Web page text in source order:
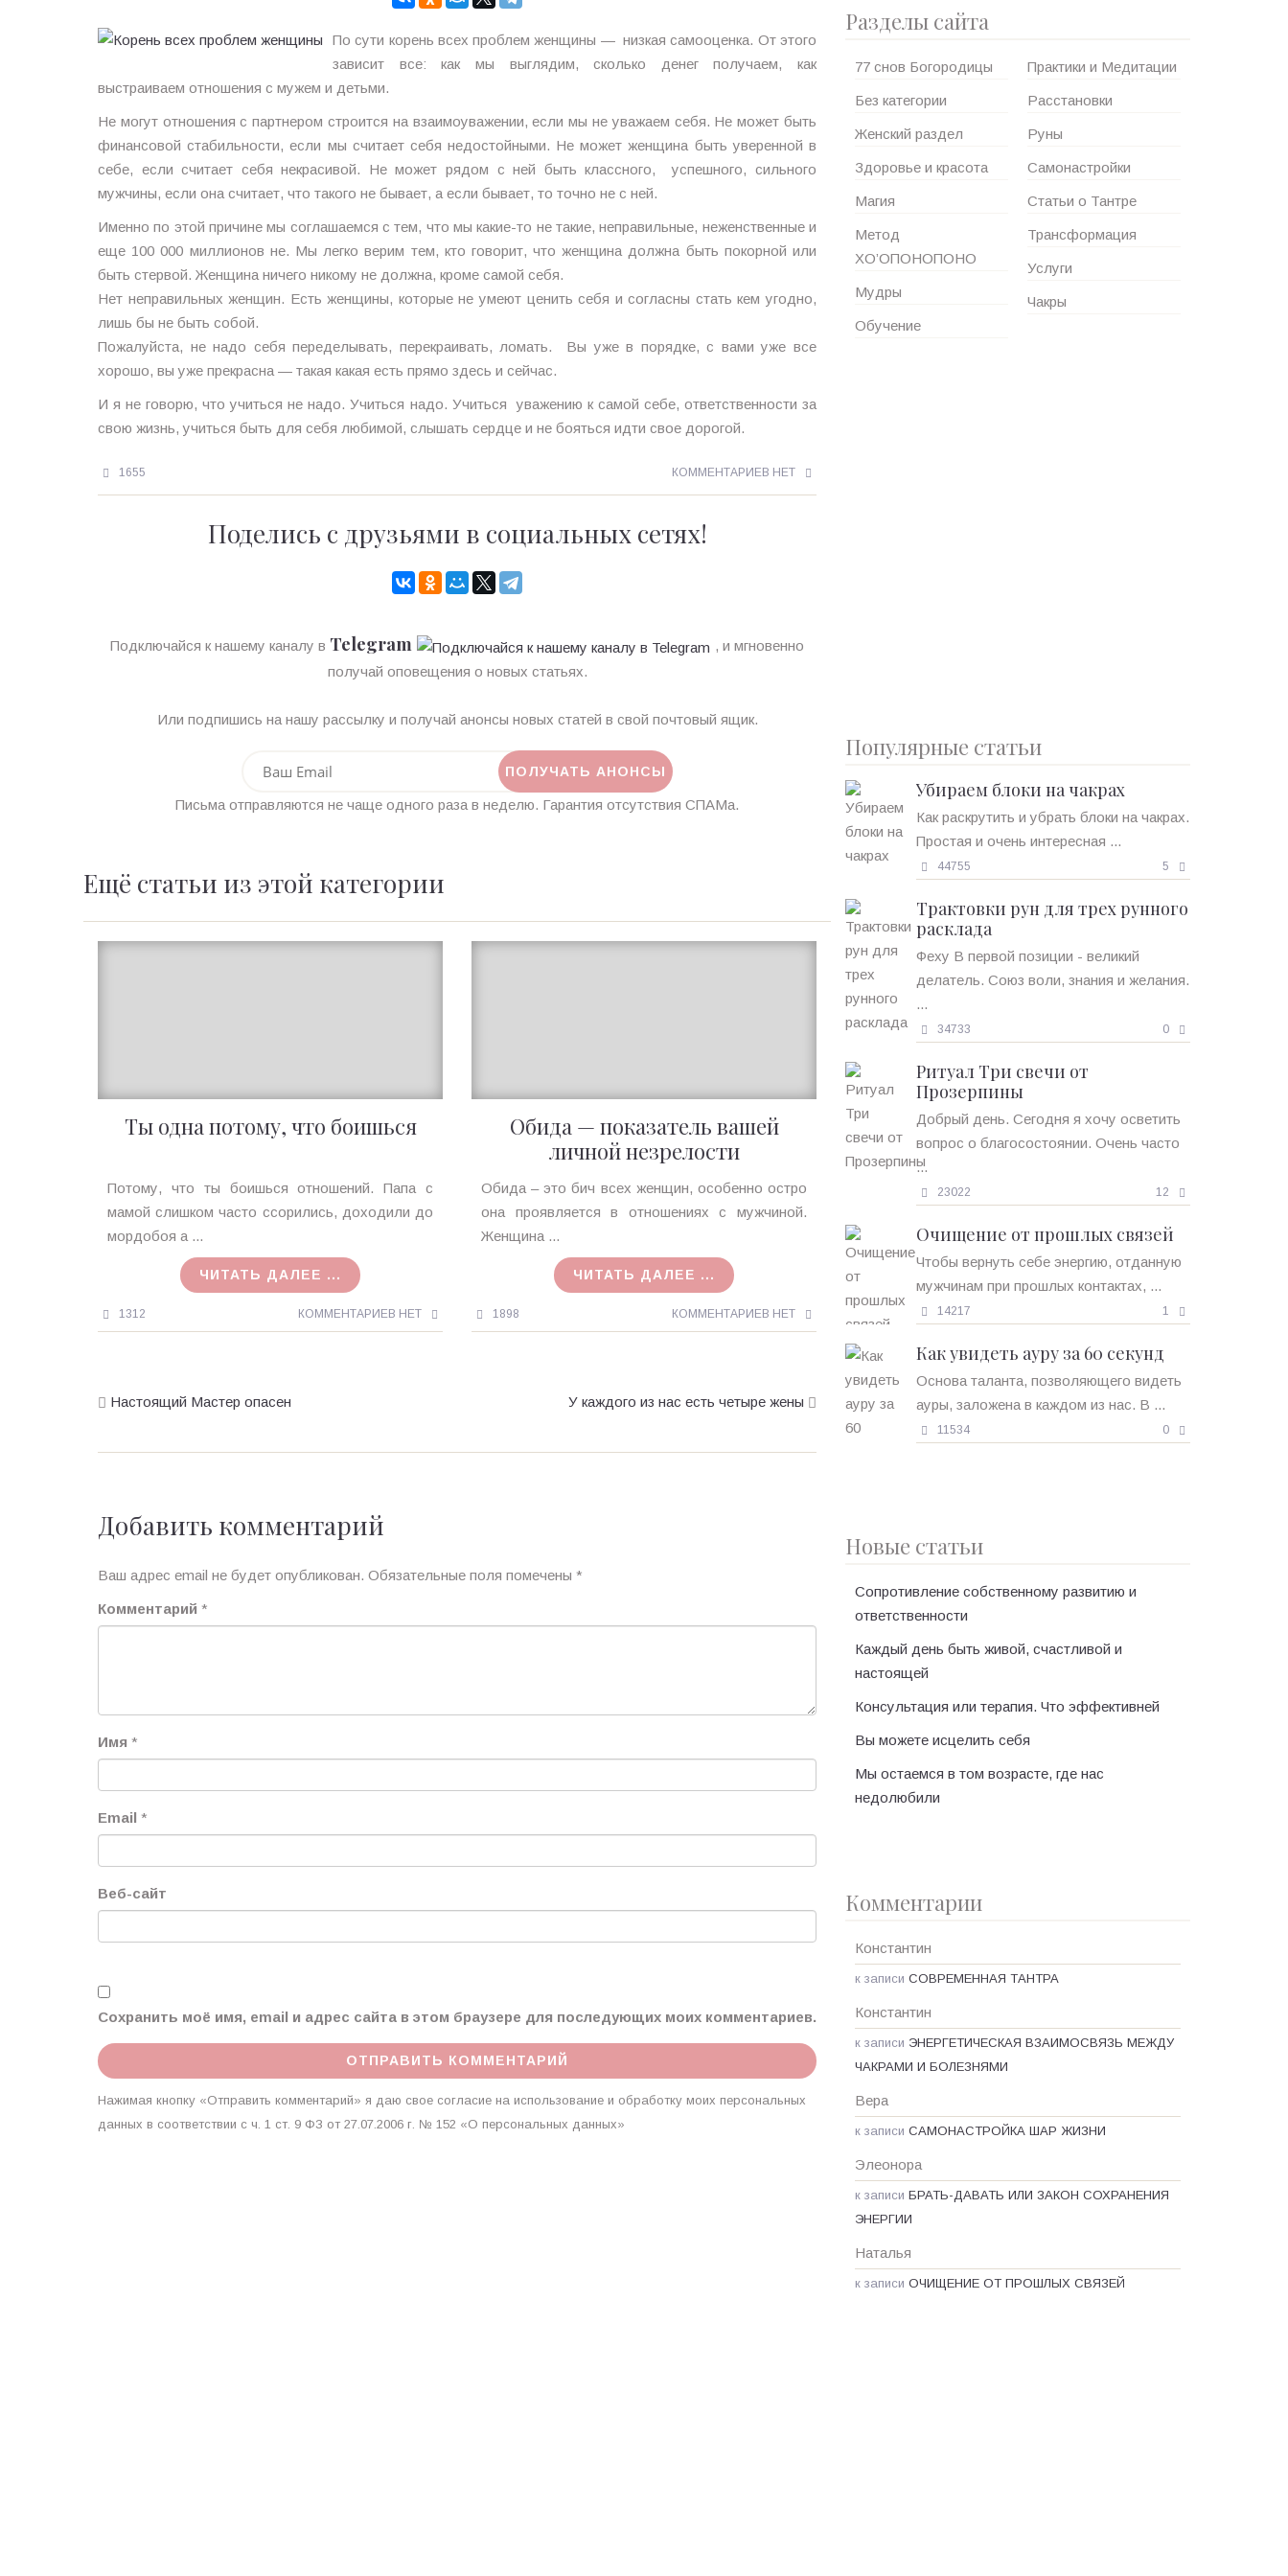
По сути корень всех проблем женщины — низкая самооценка. От этого
зависит все: как мы выглядим, сколько денег получаем, как
выстраиваем отношения с мужем и детьми.
Не могут отношения с партнером строится на взаимоуважении, если мы не уважаем себя. Не может быть
финансовой стабильности, если мы считает себя недостойными. Не может женщина быть уверенной в
себе, если считает себя некрасивой. Не может рядом с ней быть классного, успешного, сильного
мужчины, если она считает, что такого не бывает, а если бывает, то точно не с ней.
Именно по этой причине мы соглашаемся с тем, что мы какие-то не такие, неправильные, неженственные и
еще 100 000 миллионов не. Мы легко верим тем, кто говорит, что женщина должна быть покорной или
быть стервой. Женщина ничего никому не должна, кроме самой себя.
Нет неправильных женщин. Есть женщины, которые не умеют ценить себя и согласны стать кем угодно,
лишь бы не быть собой.
Пожалуйста, не надо себя переделывать, перекраивать, ломать. Вы уже в порядке, с вами уже все
хорошо, вы уже прекрасна — такая какая есть прямо здесь и сейчас.
И я не говорю, что учиться не надо. Учиться надо. Учиться уважению к самой себе, ответственности за
свою жизнь, учиться быть для себя любимой, слышать сердце и не бояться идти свое дорогой.
1655 КОММЕНТАРИЕВ НЕТ
Поделись с друзьями в социальных сетях!
Подключайся к нашему каналу в Telegram
, и мгновенно
получай оповещения о новых статьях.
Или подпишись на нашу рассылку и получай анонсы новых статей в свой почтовый ящик.
Письма отправляются не чаще одного раза в неделю. Гарантия отсутствия СПАМа.
Ещё статьи из этой категории
Ты одна потому, что боишься
Ирина
MagicTantra
25.04.2018
Потому, что ты боишься отношений. Папа с
мамой слишком часто ссорились, доходили до
мордобоя а ...
ЧИТАТЬ ДАЛЕЕ ...
1312 КОММЕНТАРИЕВ НЕТ
Обида — показатель вашей
личной незрелости
Ирина
MagicTantra
01.12.2016
Обида – это бич всех женщин, особенно остро
она проявляется в отношениях с мужчиной.
Женщина ...
ЧИТАТЬ ДАЛЕЕ ...
1898 КОММЕНТАРИЕВ НЕТ
Настоящий Мастер опасен У каждого из нас есть четыре жены
Добавить комментарий
Ваш адрес email не будет опубликован. Обязательные поля помечены *
Комментарий *
Имя *
Email *
Веб-сайт
Сохранить моё имя, email и адрес сайта в этом браузере для последующих моих комментариев.
Нажимая кнопку «Отправить комментарий» я даю свое согласие на использование и обработку моих персональных
данных в соответствии с ч. 1 ст. 9 ФЗ от 27.07.2006 г. № 152 «О персональных данных»
Разделы сайта
77 снов Богородицы
Без категории
Женский раздел
Здоровье и красота
Магия
Метод
ХО’ОПОНОПОНО
Мудры
Обучение
Практики и Медитации
Расстановки
Руны
Самонастройки
Статьи о Тантре
Трансформация
Услуги
Чакры
Популярные статьи
Убираем блоки на чакрах
Как раскрутить и убрать блоки на чакрах.
Простая и очень интересная ...
44755 5
Трактовки рун для трех рунного
расклада
Феху В первой позиции - великий
делатель. Союз воли, знания и желания.
...
34733 0
Ритуал Три свечи от
Прозерпины
Добрый день. Сегодня я хочу осветить
вопрос о благосостоянии. Очень часто
...
23022 12
Очищение от прошлых связей
Чтобы вернуть себе энергию, отданную
мужчинам при прошлых контактах, ...
14217 1
Как увидеть ауру за 60 секунд
Основа таланта, позволяющего видеть
ауры, заложена в каждом из нас. В ...
11534 0
Новые статьи
Сопротивление собственному развитию и
ответственности
Каждый день быть живой, счастливой и
настоящей
Консультация или терапия. Что эффективней
Вы можете исцелить себя
Мы остаемся в том возрасте, где нас
недолюбили
Комментарии
Константин
к записи СОВРЕМЕННАЯ ТАНТРА
Константин
к записи ЭНЕРГЕТИЧЕСКАЯ ВЗАИМОСВЯЗЬ МЕЖДУ
ЧАКРАМИ И БОЛЕЗНЯМИ
Вера
к записи САМОНАСТРОЙКА ШАР ЖИЗНИ
Элеонора
к записи БРАТЬ-ДАВАТЬ ИЛИ ЗАКОН СОХРАНЕНИЯ
ЭНЕРГИИ
Наталья
к записи ОЧИЩЕНИЕ ОТ ПРОШЛЫХ СВЯЗЕЙ